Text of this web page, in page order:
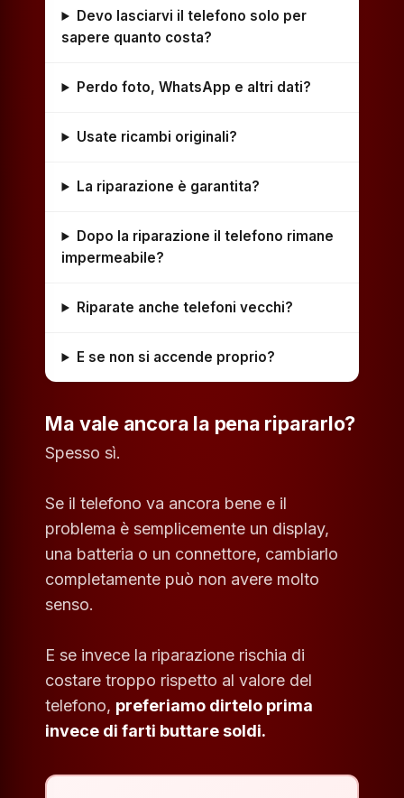
Devo lasciarvi il telefono solo per
sapere quanto costa?
Perdo foto, WhatsApp e altri dati?
Usate ricambi originali?
La riparazione è garantita?
Dopo la riparazione il telefono rimane
impermeabile?
Riparate anche telefoni vecchi?
E se non si accende proprio?
Ma vale ancora la pena ripararlo?
Spesso sì.
Se il telefono va ancora bene e il
problema è semplicemente un display,
una batteria o un connettore, cambiarlo
completamente può non avere molto
senso.
E se invece la riparazione rischia di
costare troppo rispetto al valore del
telefono, preferiamo dirtelo prima
invece di farti buttare soldi.